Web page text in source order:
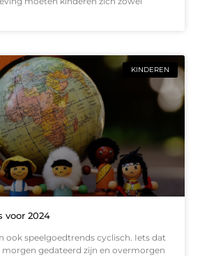
KINDEREN
voor 2024
ook speelgoedtrends cyclisch. Iets dat
morgen gedateerd zijn en overmorgen